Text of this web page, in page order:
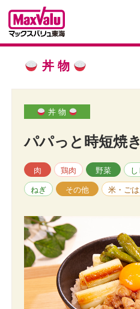
丼 物
丼 物
パパっと時短焼
肉 鶏肉 野菜
ねぎ その他 米・ご